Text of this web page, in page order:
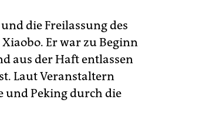
die Freilassung des
Er war zu Beginn
aus der Haft entlassen
Laut Veranstaltern
und Peking durch die